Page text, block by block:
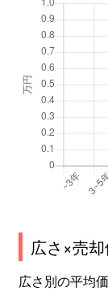
広さ×売
広さ別の平均